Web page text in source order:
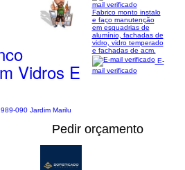
Vidros E
090 Jardim Marilu
mail verificado
Fabrico monto instalo
e faço manutenção
em esquadrias de
alumínio, fachadas de
vidro, vidro temperado
e fachadas de acm.
Pedir orçamento
E-
mail verificado